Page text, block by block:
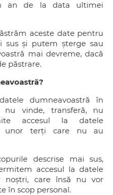
de la data ultimei
aceste date pentru
sus și putem șterge sau
mai devreme, dacă
păstrare.
dumneavoastră în
nu vinde, transferă, nu
accesul la datele
unor terți care nu au
descrise mai sus,
accesul la datele
noștri, care însă nu vor
în scop personal.